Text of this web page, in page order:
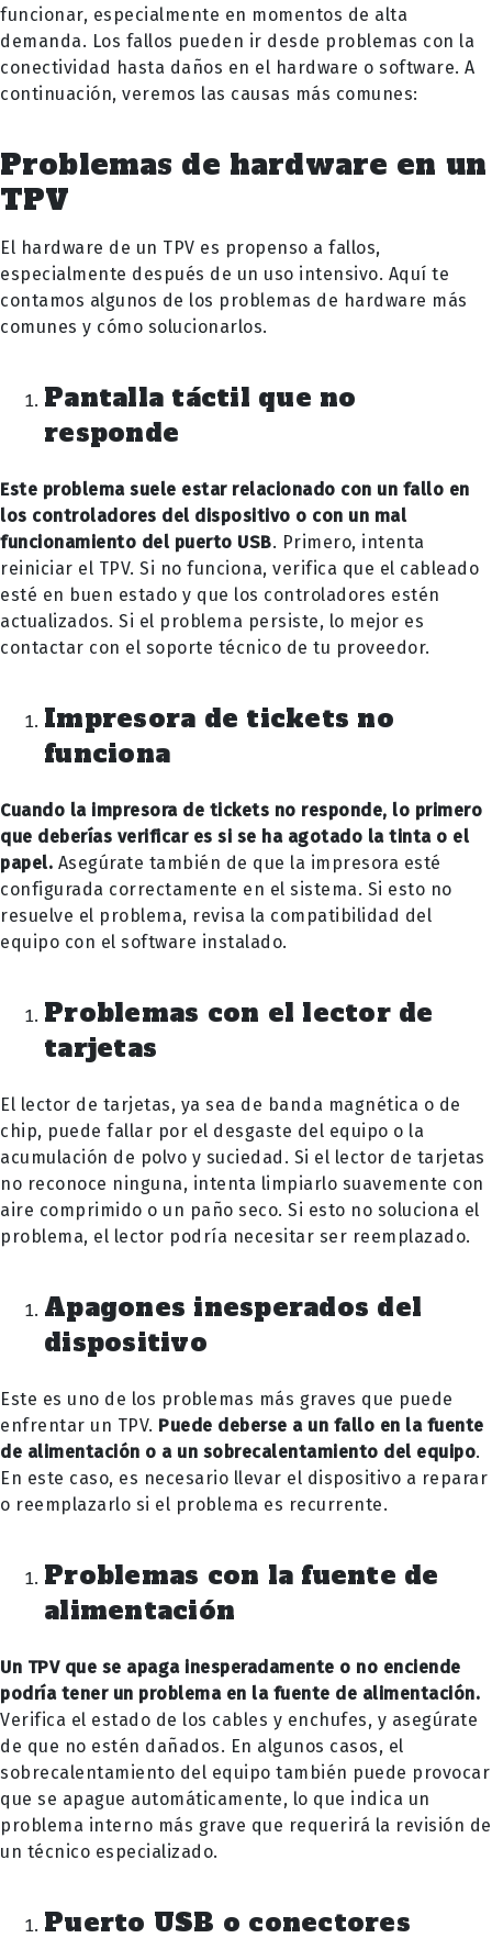
funcionar, especialmente en momentos de alta
demanda. Los fallos pueden ir desde problemas con la
conectividad hasta daños en el hardware o software. A
continuación, veremos las causas más comunes:
Problemas de hardware en un
TPV
El hardware de un TPV es propenso a fallos,
especialmente después de un uso intensivo. Aquí te
contamos algunos de los problemas de hardware más
comunes y cómo solucionarlos.
Pantalla táctil que no
responde
Este problema suele estar relacionado con un fallo en
los controladores del dispositivo o con un mal
funcionamiento del puerto USB. Primero, intenta
reiniciar el TPV. Si no funciona, verifica que el cableado
esté en buen estado y que los controladores estén
actualizados. Si el problema persiste, lo mejor es
contactar con el soporte técnico de tu proveedor.
Impresora de tickets no
funciona
Cuando la impresora de tickets no responde, lo primero
que deberías verificar es si se ha agotado la tinta o el
papel. Asegúrate también de que la impresora esté
configurada correctamente en el sistema. Si esto no
resuelve el problema, revisa la compatibilidad del
equipo con el software instalado.
Problemas con el lector de
tarjetas
El lector de tarjetas, ya sea de banda magnética o de
chip, puede fallar por el desgaste del equipo o la
acumulación de polvo y suciedad. Si el lector de tarjetas
no reconoce ninguna, intenta limpiarlo suavemente con
aire comprimido o un paño seco. Si esto no soluciona el
problema, el lector podría necesitar ser reemplazado.
Apagones inesperados del
dispositivo
Este es uno de los problemas más graves que puede
enfrentar un TPV. Puede deberse a un fallo en la fuente
de alimentación o a un sobrecalentamiento del equipo.
En este caso, es necesario llevar el dispositivo a reparar
o reemplazarlo si el problema es recurrente.
Problemas con la fuente de
alimentación
Un TPV que se apaga inesperadamente o no enciende
podría tener un problema en la fuente de alimentación.
Verifica el estado de los cables y enchufes, y asegúrate
de que no estén dañados. En algunos casos, el
sobrecalentamiento del equipo también puede provocar
que se apague automáticamente, lo que indica un
problema interno más grave que requerirá la revisión de
un técnico especializado.
Puerto USB o conectores